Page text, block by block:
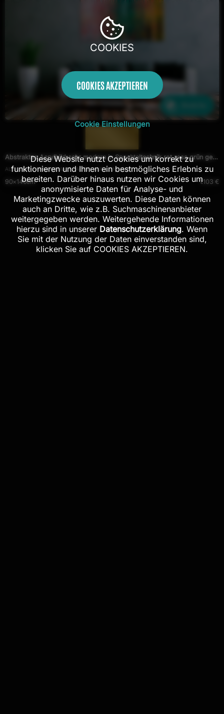
Abstraktes Acrylbild sehr modern in Spachteltechnik rot rosa grün gelb
zeitgenössische Kunst
ALEX ZERR | HANDGEMALT | ACRYL AUF LEINWAND
90×140cm 1.103 €
COOKIES
COOKIES AKZEPTIEREN
Cookie Einstellungen
Diese Website nutzt Cookies um korrekt zu
funktionieren und Ihnen ein bestmögliches Erlebnis zu
bereiten. Darüber hinaus nutzen wir Cookies um
anonymisierte Daten für Analyse- und
Marketingzwecke auszuwerten. Diese Daten können
auch an Dritte, wie z.B. Suchmaschinenanbieter
weitergegeben werden. Weitergehende Informationen
hierzu sind in unserer Datenschutzerklärung. Wenn
Sie mit der Nutzung der Daten einverstanden sind,
klicken Sie auf COOKIES AKZEPTIEREN.